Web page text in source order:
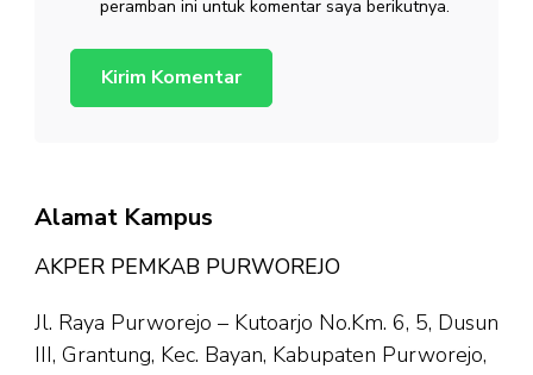
peramban ini untuk komentar saya berikutnya.
Alamat Kampus
AKPER PEMKAB PURWOREJO
Jl. Raya Purworejo – Kutoarjo No.Km. 6, 5, Dusun
III, Grantung, Kec. Bayan, Kabupaten Purworejo,